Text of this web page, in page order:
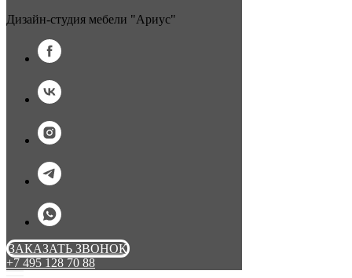
Дизайн-студия мебели "Ариус"
ЗАКАЗАТЬ ЗВОНОК
+7 495 128 70 88